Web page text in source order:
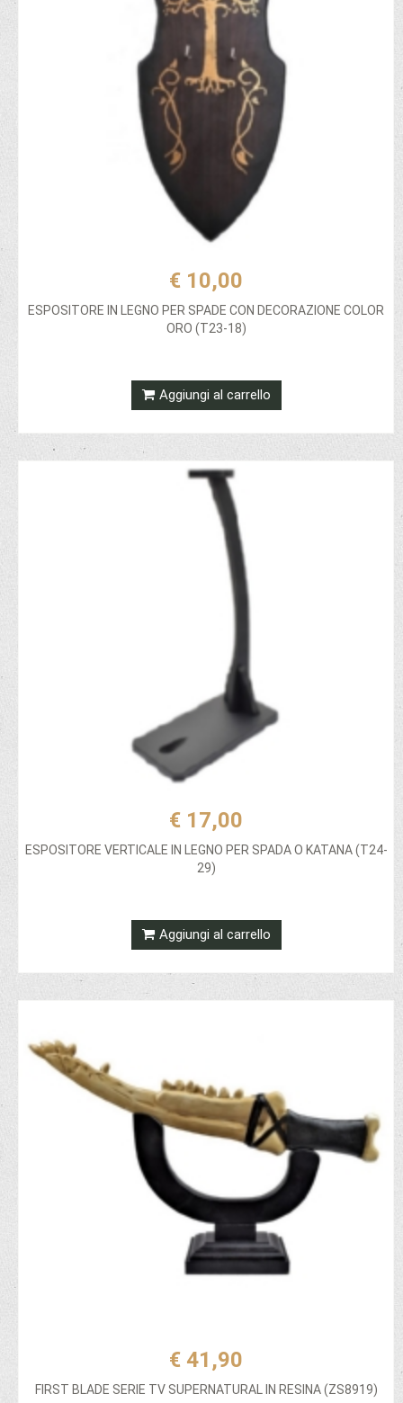
€ 10,00
ESPOSITORE IN LEGNO PER SPADE CON DECORAZIONE COLOR
ORO (T23-18)
Aggiungi al carrello
€ 17,00
ESPOSITORE VERTICALE IN LEGNO PER SPADA O KATANA (T24-
29)
Aggiungi al carrello
€ 41,90
FIRST BLADE SERIE TV SUPERNATURAL IN RESINA (ZS8919)